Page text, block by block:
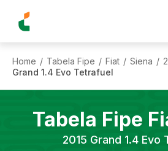
Home / Tabela Fipe / Fiat / Siena /
Grand 1.4 Evo Tetrafuel
Tabela Fipe
2015 Grand 1.4 Evo